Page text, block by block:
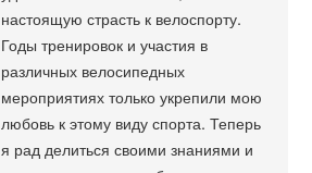
настоящую страсть к велоспорту.
Годы тренировок и участия в
различных велосипедных
мероприятиях только укрепили мою
любовь к этому виду спорта. Теперь
я рад делиться своими знаниями и